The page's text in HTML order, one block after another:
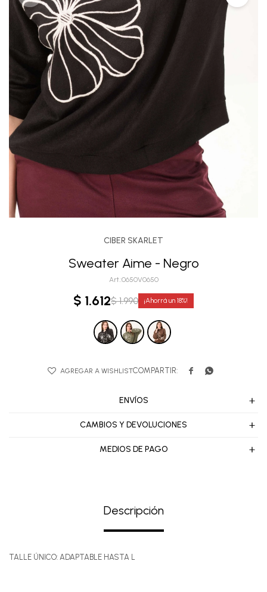
CIBER SKARLET
Sweater Aime - Negro
0650V0650
$ 1.612$ 1.990 18
 
ENVÍOS
CAMBIOS Y DEVOLUCIONES
MEDIOS DE PAGO
Descripción
TALLE ÚNICO: ADAPTABLE HASTA L